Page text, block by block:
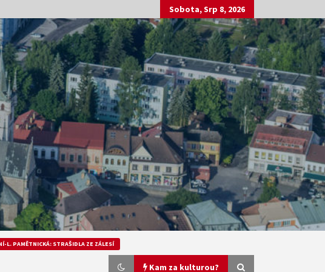
Sobota, Srp 8, 2026
L. PAMĚTNICKÁ: STRAŠIDLA ZE ZÁLESÍ
Kam za kulturou?